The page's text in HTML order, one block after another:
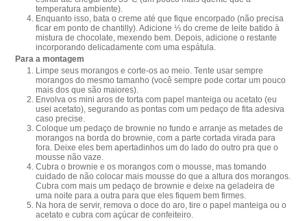
temperatura ambiente).
Enquanto isso, bata o creme até que fique encorpado (não precisa
ficar em ponto de chantilly). Adicione ⅓ do creme de leite batido à
mistura de chocolate, mexendo bem. Depois, adicione o restante
incorporando delicadamente com uma espátula.
Para a montagem
Limpe seus morangos e corte-os ao meio. Tente usar sempre
morangos do mesmo tamanho (você sempre pode cortar um pouco
mais dos que são maiores).
Envolva os mini aros de torta com papel manteiga ou acetato (eu
usei acetato), segurando as pontas com um pedaço de fita adesiva
caso precise.
Coloque um pedaço de brownie no fundo e arranje as metades de
morangos na borda do brownie, com a parte cortada virada para
fora. Deixe eles bem apertadinhos um do lado do outro pra que o
mousse não vaze.
Cubra o brownie e os morangos com o mousse, mas tomando
cuidado de não colocar mais mousse do que a altura dos morangos.
Cubra com mais um pedaço de brownie e deixe na geladeira de
uma noite para a outra para que eles fiquem bem firmes.
Na hora de servir, remova o doce do aro, tire o papel manteiga ou o
acetato e cubra com açúcar de confeiteiro.